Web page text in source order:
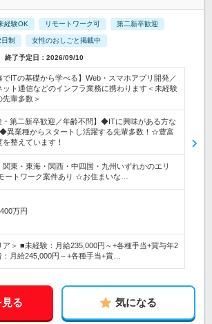
経験OK リモートワーク可 第二新卒歓迎
制 女性のおしごと掲載中
了予定日：2026/09/10
でITの基礎から学べる】Web・スマホアプリ開発／
ット通信などのインフラ業務に携わります＜未経験
先輩多数＞
・第二新卒歓迎／年齢不問】◆ITに興味がある方な
異業種からスタートし活躍する先輩多数！☆豊富
整えています！
関東・東海・関西・中四国・九州いずれかのエリ
ートワーク案件あり ☆お住まいな…
万円
ア＞ ■未経験：月給235,000円～+各種手当+賞与年2
月給245,000円～+各種手当+賞…
る 気になる